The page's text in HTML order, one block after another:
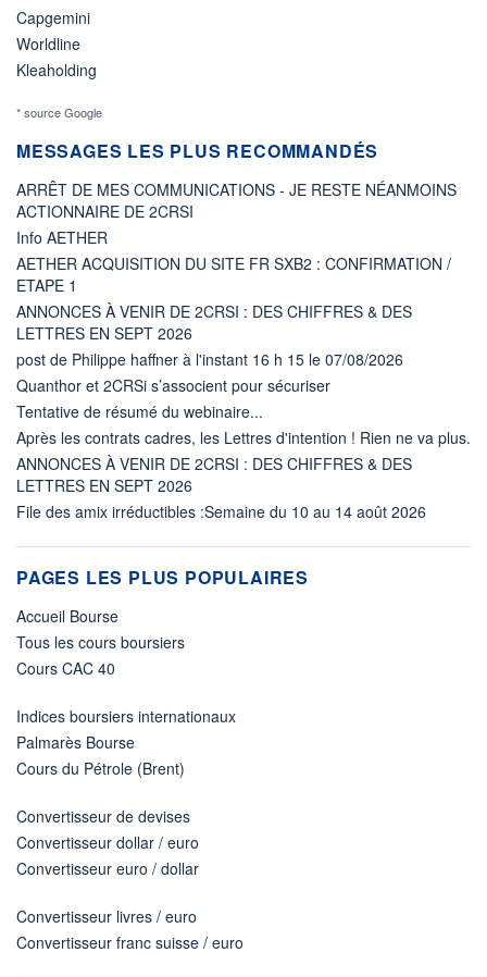
Capgemini
Worldline
Kleaholding
* source Google
MESSAGES LES PLUS RECOMMANDÉS
ARRÊT DE MES COMMUNICATIONS - JE RESTE NÉANMOINS
ACTIONNAIRE DE 2CRSI
Info AETHER
AETHER ACQUISITION DU SITE FR SXB2 : CONFIRMATION /
ETAPE 1
ANNONCES À VENIR DE 2CRSI : DES CHIFFRES & DES
LETTRES EN SEPT 2026
post de Philippe haffner à l'instant 16 h 15 le 07/08/2026
Quanthor et 2CRSi s’associent pour sécuriser
Tentative de résumé du webinaire...
Après les contrats cadres, les Lettres d'intention ! Rien ne va plus.
ANNONCES À VENIR DE 2CRSI : DES CHIFFRES & DES
LETTRES EN SEPT 2026
File des amix irréductibles :Semaine du 10 au 14 août 2026
PAGES LES PLUS POPULAIRES
Accueil Bourse
Tous les cours boursiers
Cours CAC 40
Indices boursiers internationaux
Palmarès Bourse
Cours du Pétrole (Brent)
Convertisseur de devises
Convertisseur dollar / euro
Convertisseur euro / dollar
Convertisseur livres / euro
Convertisseur franc suisse / euro